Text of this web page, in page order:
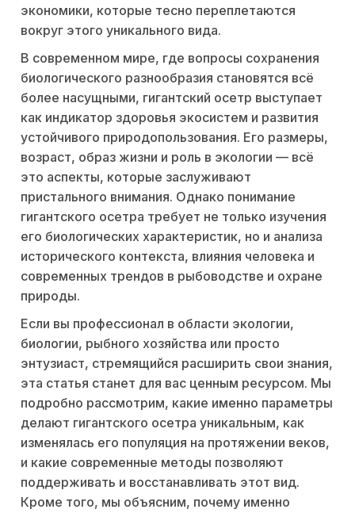
экономики, которые тесно переплетаются
вокруг этого уникального вида.
В современном мире, где вопросы сохранения
биологического разнообразия становятся всё
более насущными, гигантский осетр выступает
как индикатор здоровья экосистем и развития
устойчивого природопользования. Его размеры,
возраст, образ жизни и роль в экологии — всё
это аспекты, которые заслуживают
пристального внимания. Однако понимание
гигантского осетра требует не только изучения
его биологических характеристик, но и анализа
исторического контекста, влияния человека и
современных трендов в рыбоводстве и охране
природы.
Если вы профессионал в области экологии,
биологии, рыбного хозяйства или просто
энтузиаст, стремящийся расширить свои знания,
эта статья станет для вас ценным ресурсом. Мы
подробно рассмотрим, какие именно параметры
делают гигантского осетра уникальным, как
изменялась его популяция на протяжении веков,
и какие современные методы позволяют
поддерживать и восстанавливать этот вид.
Кроме того, мы объясним, почему именно